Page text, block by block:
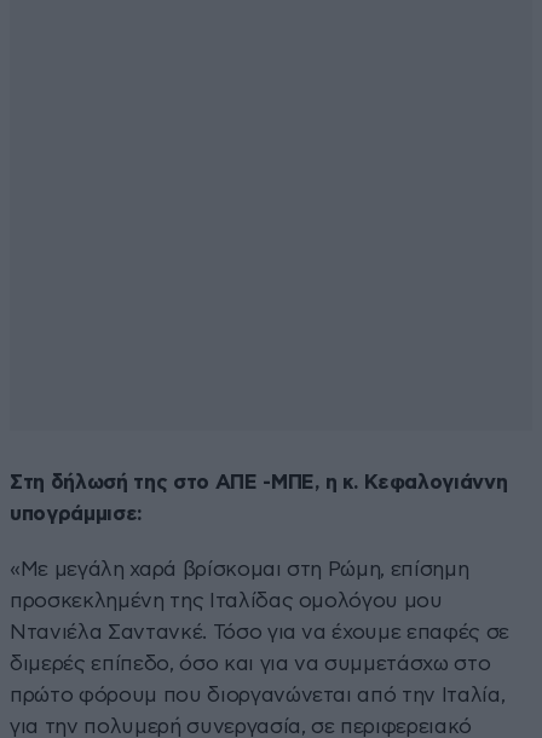
Στη δήλωσή της στο ΑΠΕ -ΜΠΕ, η κ. Κεφαλογιάννη
υπογράμμισε:
«Με μεγάλη χαρά βρίσκομαι στη Ρώμη, επίσημη
προσκεκλημένη της Ιταλίδας ομολόγου μου
Ντανιέλα Σαντανκέ. Τόσο για να έχουμε επαφές σε
διμερές επίπεδο, όσο και για να συμμετάσχω στο
πρώτο φόρουμ που διοργανώνεται από την Ιταλία,
για την πολυμερή συνεργασία, σε περιφερειακό